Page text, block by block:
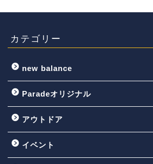
カテゴリー
new balance
Paradeオリジナル
アウトドア
イベント